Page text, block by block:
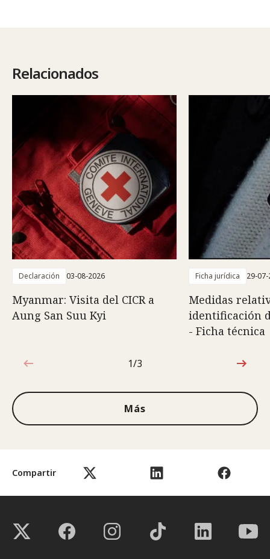
Compartir
Relacionados
Declaración 03-08-2026
Myanmar: Visita del CICR a
Aung San Suu Kyi
Ficha jurídica 29-
Medidas
identificación
- Ficha técnica
1de3
1/3
Más